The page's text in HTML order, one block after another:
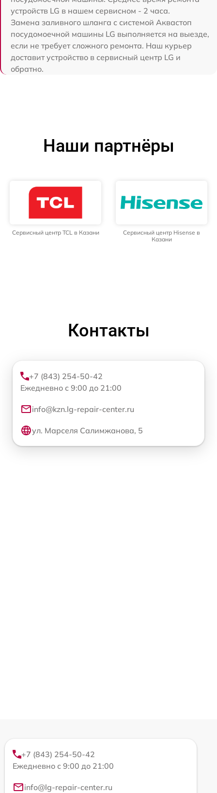
устройств LG в нашем сервисном - 2 часа.
Замена заливного шланга с системой Аквастоп
посудомоечной машины LG выполняется на выезде,
если не требует сложного ремонта. Наш курьер
доставит устройство в сервисный центр LG и
обратно.
Наши партнёры
Сервисный центр TCL в Казани
Сервисный центр Hisense в
Казани
Контакты
+7 (843) 254-50-42
Ежедневно с 9:00 до 21:00
info@kzn.lg-repair-center.ru
ул. Марселя Салимжанова, 5
+7 (843) 254-50-42
Ежедневно с 9:00 до 21:00
info@lg-repair-center.ru